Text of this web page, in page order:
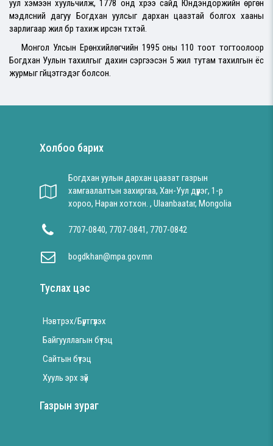
уул хэмээн хуульчилж, 1778 онд хүрээ сайд Юндэндоржийн өргөн
мэдүүлсний дагуу Богдхан уулсыг дархан цаазтай болгох хааны
зарлигаар жил бүр тахиж ирсэн түүхтэй.
Монгол Улсын Ерөнхийлөгчийн 1995 оны 110 тоот тогтоолоор
Богдхан Уулын тахилгыг дахин сэргээсэн 5 жил тутам тахилгын ёс
журмыг гүйцэтгэдэг болсон.
Холбоо барих
Богдхан уулын дархан цаазат газрын
хамгаалалтын захиргаа, Хан-Уул дүүрэг, 1-р
хороо, Наран хотхон. , Ulaanbaatar, Mongolia
7707-0840, 7707-0841, 7707-0842
bogdkhan@mpa.gov.mn
Туслах цэс
Нэвтрэх/Бүртгүүлэх
Байгууллагын бүтэц
Сайтын бүтэц
Хууль эрх зүй
Газрын зураг